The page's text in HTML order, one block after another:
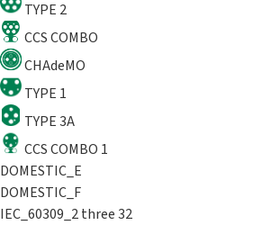
TYPE 2
CCS COMBO
CHAdeMO
TYPE 1
TYPE 3A
CCS COMBO 1
DOMESTIC_E
DOMESTIC_F
IEC_60309_2 three 32